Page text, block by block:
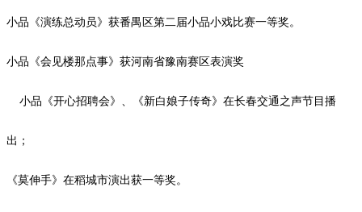
小品《演练总动员》获番禺区第二届小品小戏比赛一等奖。
小品《会见楼那点事》获河南省豫南赛区表演奖
小品《开心招聘会》、《新白娘子传奇》在长春交通之声节目播
出；
《莫伸手》在稻城市演出获一等奖。